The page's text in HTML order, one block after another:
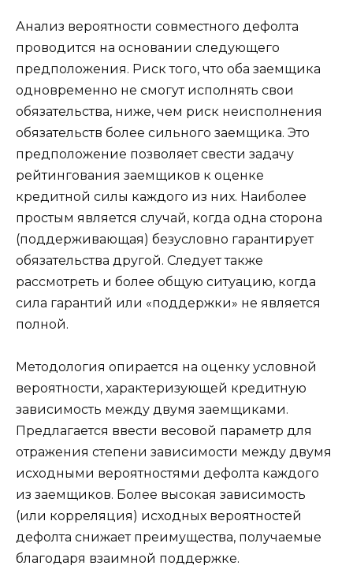
Анализ вероятности совместного дефолта
проводится на основании следующего
предположения. Риск того, что оба заемщика
одновременно не смогут исполнять свои
обязательства, ниже, чем риск неисполнения
обязательств более сильного заемщика. Это
предположение позволяет свести задачу
рейтингования заемщиков к оценке
кредитной силы каждого из них. Наиболее
простым является случай, когда одна сторона
(поддерживающая) безусловно гарантирует
обязательства другой. Следует также
рассмотреть и более общую ситуацию, когда
сила гарантий или «поддержки» не является
полной.
Методология опирается на оценку условной
вероятности, характеризующей кредитную
зависимость между двумя заемщиками.
Предлагается ввести весовой параметр для
отражения степени зависимости между двумя
исходными вероятностями дефолта каждого
из заемщиков. Более высокая зависимость
(или корреляция) исходных вероятностей
дефолта снижает преимущества, получаемые
благодаря взаимной поддержке.